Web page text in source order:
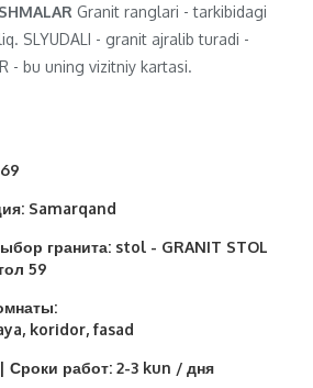
Granit ranglari - tarkibidagi
SLYUDALI - granit ajralib turadi -
- bu uning vizitniy kartasi.
Samarqand
гранита: stol - GRANIT STOL
59
koridor, fasad
Сроки работ: 2-3 kun / дня